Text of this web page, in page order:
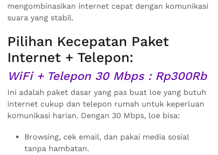
mengombinasikan internet cepat dengan komunikasi
suara yang stabil.
Pilihan Kecepatan Paket
Internet + Telepon:
WiFi + Telepon 30 Mbps : Rp300Rb
Ini adalah paket dasar yang pas buat loe yang butuh
internet cukup dan telepon rumah untuk keperluan
komunikasi harian. Dengan 30 Mbps, loe bisa:
Browsing, cek email, dan pakai media sosial
tanpa hambatan.